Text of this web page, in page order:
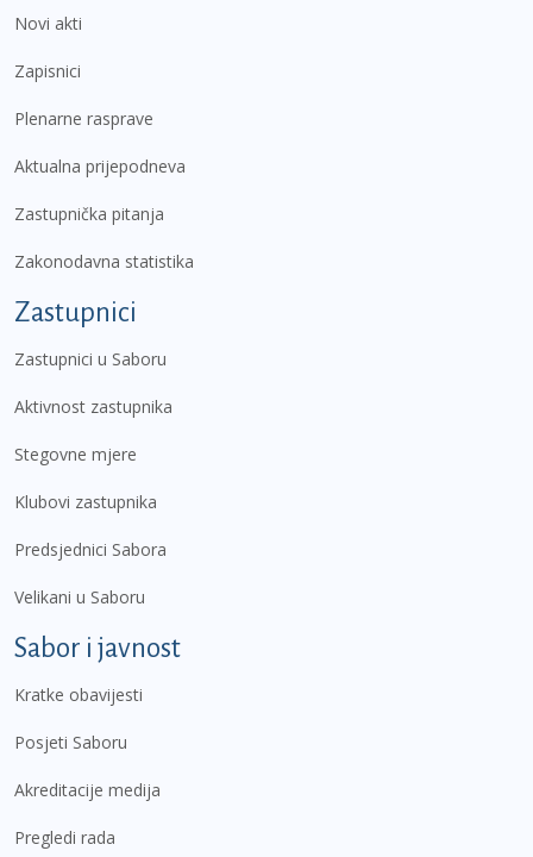
Novi akti
Zapisnici
Plenarne rasprave
Aktualna prijepodneva
Zastupnička pitanja
Zakonodavna statistika
Zastupnici
Zastupnici u Saboru
Aktivnost zastupnika
Stegovne mjere
Klubovi zastupnika
Predsjednici Sabora
Velikani u Saboru
Sabor i javnost
Kratke obavijesti
Posjeti Saboru
Akreditacije medija
Pregledi rada